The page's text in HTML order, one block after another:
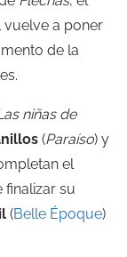
a poner
de la
niñas de
(Paraíso) y
el
su
(Belle Époque)